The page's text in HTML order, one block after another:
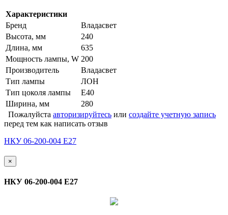
Характеристики
Бренд
Владасвет
Высота, мм
240
Длина, мм
635
Мощность лампы, W 200
Производитель
Владасвет
Тип лампы
ЛОН
Тип цоколя лампы
Е40
Ширина, мм
280
Пожалуйста авторизируйтесь или создайте учетную запись
перед тем как написать отзыв
НКУ 06-200-004 Е27
×
НКУ 06-200-004 Е27